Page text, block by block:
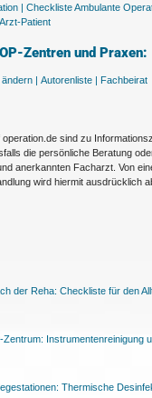
| Checkliste Ambulante
Patient
Zentren und Praxen:
ändern | Autorenliste | Fachbeirat
sind zu
die persönliche Beratung
anerkannten Facharzt. Von
wird hiermit ausdrücklich
der Reha: Checkliste für den
Instrumentenreinigung
Thermische